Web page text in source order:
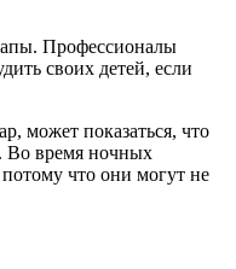
Профессионалы
своих детей, если
может показаться, что
Во время ночных
что они могут не